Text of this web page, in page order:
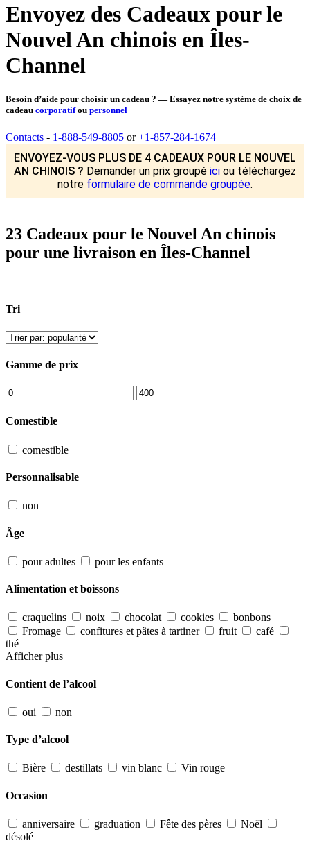
Envoyez des Cadeaux pour le
Nouvel An chinois en Îles-
Channel
Besoin d’aide pour choisir un cadeau ? — Essayez notre système de choix de
cadeau corporatifou personnel
Contacts - 1-888-549-8805 or+1-857-284-1674
ENVOYEZ-VOUS PLUS DE 4 CADEAUX POUR LE NOUVEL
AN CHINOIS ? Demander un prix groupé ici ou téléchargez
notre formulaire de commande groupée.
23 Cadeaux pour le Nouvel An chinois
pour une livraison en Îles-Channel
Tri
Gamme de prix
Comestible
comestible
Personnalisable
non
Âge
pour adultes pour les enfants
Alimentation et boissons
craquelins noix chocolat cookies
bonbons
Fromage
confitures et pâtes à tartiner fruit
café
thé
Afficher plus
Contient de l’alcool
oui non
Type d’alcool
Bière destillats vin blanc Vin rouge
Occasion
anniversaire graduation Fête des pères
Noël
désolé